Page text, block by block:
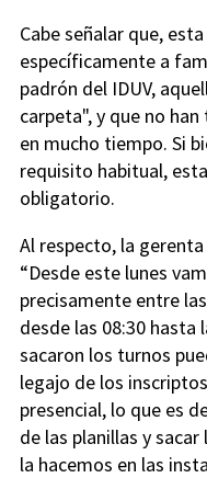
Cabe señalar que,
específicamente a
padrón del IDUV,
carpeta", y que no
en mucho tiempo. Si
requisito habitual,
obligatorio.
Al respecto, la
“Desde este lunes
precisamente entre
desde las 08:30 hasta
sacaron los turnos
legajo de los
presencial, lo que es
de las planillas y
la hacemos en las